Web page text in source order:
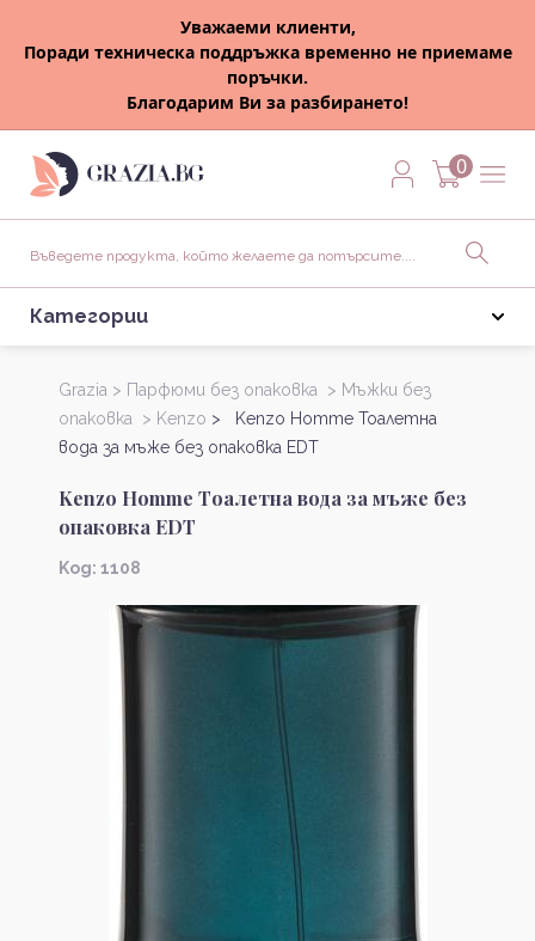
Уважаеми клиенти,
Поради техническа поддръжка временно не приемаме
поръчки.
Благодарим Ви за разбирането!
0
Категории
Grazia > Парфюми без опаковка > Мъжки без
опаковка > Kenzo > Kenzo Homme Тоалетна
вода за мъже без опаковка EDT
Kenzo Homme Тоалетна вода за мъже без
опаковка EDT
Kод: 1108